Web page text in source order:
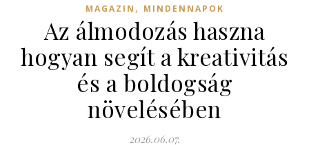
MAGAZIN , MINDENNAPOK
Az álmodozás haszna
hogyan segít a kreativitás
és a boldogság
növelésében
2026.06.07.